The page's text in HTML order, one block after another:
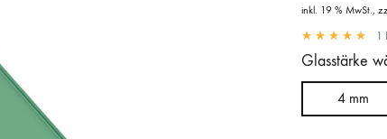
Getöntes ESG
inkl. 19 % MwSt.
1
Glasstärke
4 mm